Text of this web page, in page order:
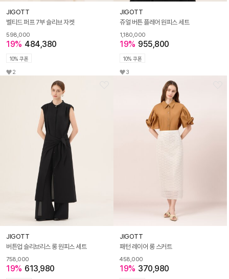
JIGOTT
벨티드 퍼프 7부 슬리브 자켓
598,000
19% 484,380
10% 쿠폰
2
JIGOTT
쥬얼 버튼 플레어 원피스 세트
1,180,000
19% 955,800
10% 쿠폰
3
JIGOTT
버튼업 슬리브리스 롱 원피스 세트
758,000
19% 613,980
JIGOTT
패턴 레이어 롱 스커트
458,000
19% 370,980